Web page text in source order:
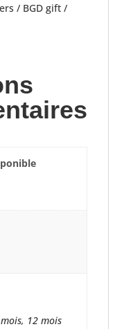
/ BGD gift /
12 mois